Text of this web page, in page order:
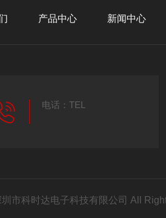
产品中心 新闻中心
电话：TEL
圳市科时达电子科技有限公司 All